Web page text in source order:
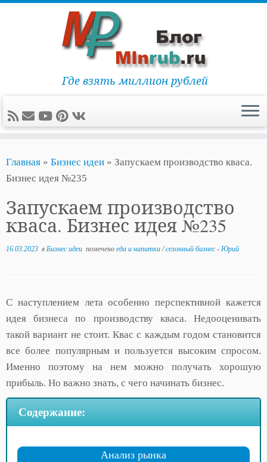
содержимому
Где взять миллион рублей
Главная » Бизнес идеи » Запускаем производство кваса.
Бизнес идея №235
Запускаем производство
кваса. Бизнес идея №235
16.03.2023 в Бизнес идеи помечено еда и напитки/сезонный бизнес- Юрий
С наступлением лета особенно перспективной кажется
идея бизнеса по производству кваса. Недооценивать
такой вариант не стоит. Квас с каждым годом становится
все более популярным и пользуется высоким спросом.
Именно поэтому на нем можно получать хорошую
прибыль. Но важно знать, с чего начинать бизнес.
Содержание:
Анализ рынка